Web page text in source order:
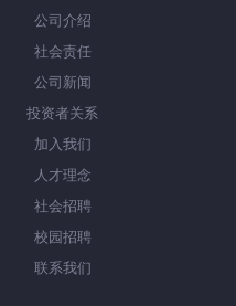
公司介绍
社会责任
公司新闻
投资者关系
加入我们
人才理念
社会招聘
校园招聘
联系我们